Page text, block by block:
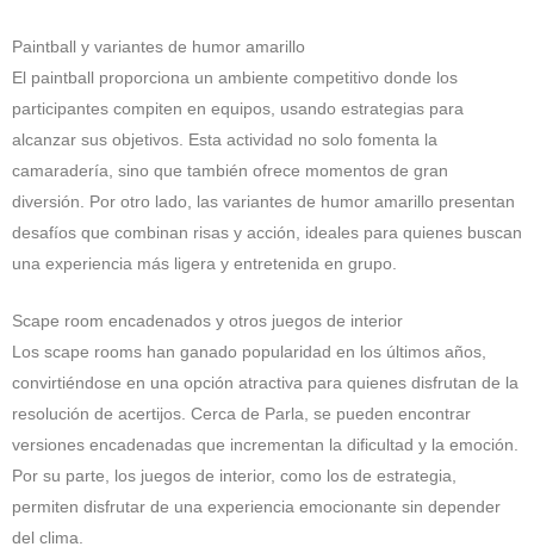
Paintball y variantes de humor amarillo
El paintball proporciona un ambiente competitivo donde los
participantes compiten en equipos, usando estrategias para
alcanzar sus objetivos. Esta actividad no solo fomenta la
camaradería, sino que también ofrece momentos de gran
diversión. Por otro lado, las variantes de humor amarillo presentan
desafíos que combinan risas y acción, ideales para quienes buscan
una experiencia más ligera y entretenida en grupo.
Scape room encadenados y otros juegos de interior
Los scape rooms han ganado popularidad en los últimos años,
convirtiéndose en una opción atractiva para quienes disfrutan de la
resolución de acertijos. Cerca de Parla, se pueden encontrar
versiones encadenadas que incrementan la dificultad y la emoción.
Por su parte, los juegos de interior, como los de estrategia,
permiten disfrutar de una experiencia emocionante sin depender
del clima.